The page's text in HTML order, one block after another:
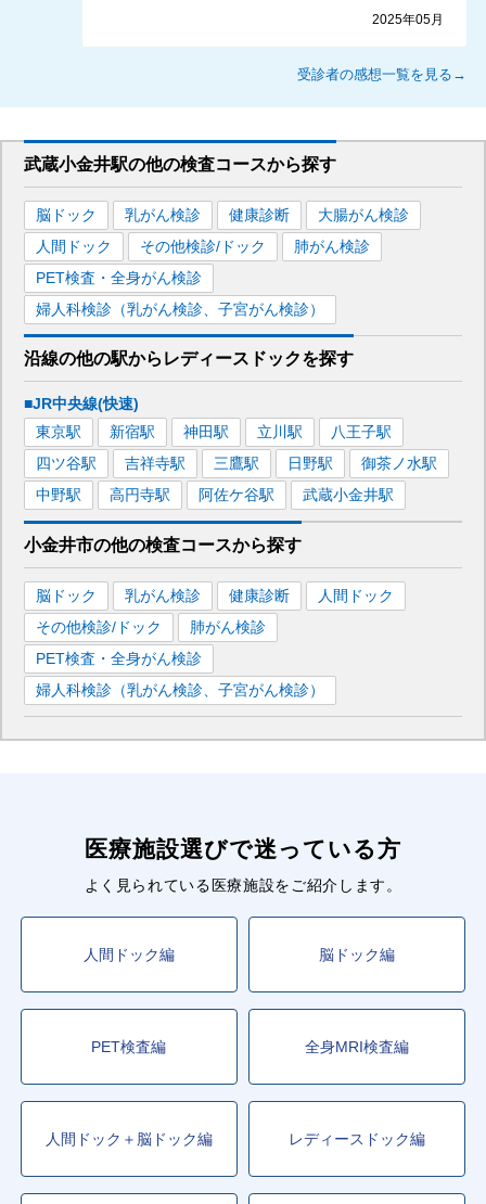
2025年05月
受診者の感想一覧を見る→
武蔵小金井駅の他の検査コースから探す
脳ドック 乳がん検診 健康診断
大腸がん検診
人間ドック
その他検診/ドック
肺がん検診
PET検査・全身がん検診
婦人科検診（乳がん検診、子宮がん検診）
沿線の他の駅から レディースドックを探す
■JR中央線(快速)
東京駅 新宿駅 神田駅 立川 駅 八王子駅
四ツ谷駅 吉祥寺駅 三鷹駅 日野駅 御茶ノ水駅
中野駅 高円寺駅 阿佐ケ谷駅 武蔵小金井駅
小金井市の他の検査コースから探す
脳ドック 乳がん検診 健康診断
人間ドック
その他検診/ドック
肺がん検診
PET検査・全身がん検診
婦人科検診（乳がん検診、子宮がん検診）
医療施設選びで迷っている方
よく見られている医療施設をご紹介します。
人間ドック編 脳ドック編
PET検査編 全身MRI検査編
人間ドック＋脳ドック編 レディースドック編